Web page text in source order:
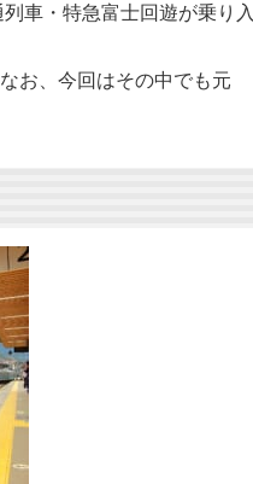
車・特急富士回遊が乗り入
お、今回はその中でも元